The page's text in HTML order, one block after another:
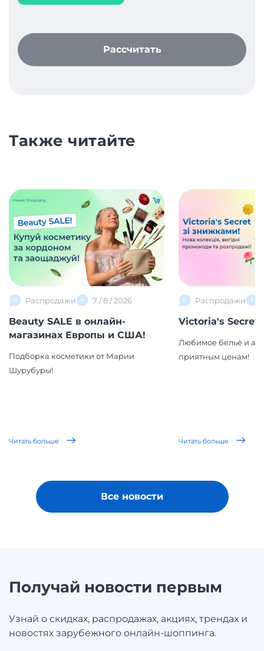
Рассчитать
Также читайте
Распродажи 7 / 8 / 2026
Beauty SALE в онлайн-
магазинах Европы и США!
Подборка косметики от Марии
Шурубуры!
Читать больше
Распродажи
Victoria's Secret
Любимое бельё и
приятным ценам!
Читать больше
Все новости
Получай новости первым
Узнай о скидках, распродажах, акциях, трендах и
новостях зарубежного онлайн-шоппинга.